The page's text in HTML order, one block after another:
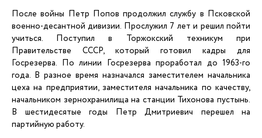
После войны Петр Попов продолжил службу в Псковской
военно-десантной дивизии. Прослужил 7 лет и решил пойти
учиться. Поступил в Торжокский техникум при
Правительстве СССР, который готовил кадры для
Госрезерва. По линии Госрезерва проработал до 1963-го
года. В разное время назначался заместителем начальника
цеха на предприятии, заместителя начальника по качеству,
начальником зернохранилища на станции Тихонова пустынь.
В шестидесятые годы Петр Дмитриевич перешел на
партийную работу.